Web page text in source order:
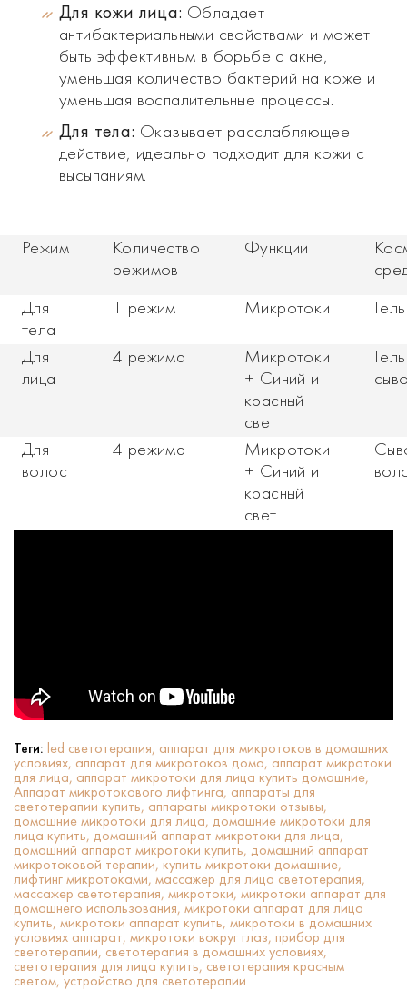
Для кожи лица: Обладает
антибактериальными свойствами и может
быть эффективным в борьбе с акне,
уменьшая количество бактерий на коже и
уменьшая воспалительные процессы.
Для тела: Оказывает расслабляющее
действие, идеально подходит для кожи с
высыпаниям.
Режим
Количество
режимов
Функции
Для
тела
1 режим Микротоки Гель
Для
лица
4 режима
Микротоки
+ Синий и
красный
свет
Для
волос
4 режима
Микротоки
+ Синий и
красный
свет
Теги: led светотерапия, аппарат для микротоков в домашних
условиях, аппарат для микротоков дома, аппарат микротоки
для лица, аппарат микротоки для лица купить домашние,
Аппарат микротокового лифтинга, аппараты для
светотерапии купить, аппараты микротоки отзывы,
домашние микротоки для лица, домашние микротоки для
лица купить, домашний аппарат микротоки для лица,
домашний аппарат микротоки купить, домашний аппарат
микротоковой терапии, купить микротоки домашние,
лифтинг микротоками, массажер для лица светотерапия,
массажер светотерапия, микротоки, микротоки аппарат для
домашнего использования, микротоки аппарат для лица
купить, микротоки аппарат купить, микротоки в домашних
условиях аппарат, микротоки вокруг глаз, прибор для
светотерапии, светотерапия в домашних условиях,
светотерапия для лица купить, светотерапия красным
светом,устройство для светотерапии